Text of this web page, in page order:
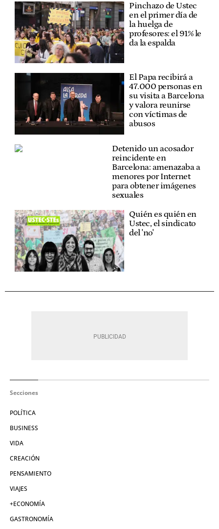
Pinchazo de Ustec
en el primer día de
la huelga de
profesores: el 91% le
da la espalda
El Papa recibirá a
47.000 personas en
su visita a Barcelona
y valora reunirse
con víctimas de
abusos
Detenido un acosador
reincidente en
Barcelona: amenazaba a
menores por Internet
para obtener imágenes
sexuales
Quién es quién en
Ustec, el sindicato
del 'no'
Secciones
POLÍTICA
BUSINESS
VIDA
CREACIÓN
PENSAMIENTO
VIAJES
+ECONOMÍA
GASTRONOMÍA